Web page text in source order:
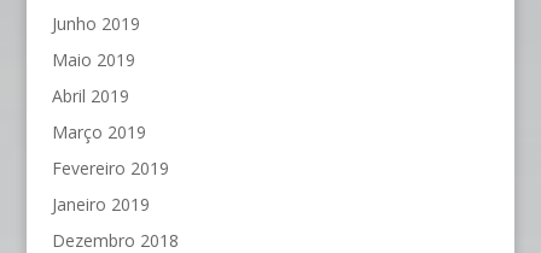
Junho 2019
Maio 2019
Abril 2019
Março 2019
Fevereiro 2019
Janeiro 2019
Dezembro 2018